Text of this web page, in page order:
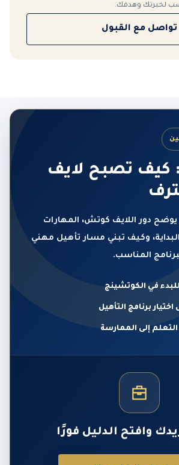
لخبرتك وهدفك.
تواصل مع القبول
كيف تصبح لايف
دور اللايف كوتش، المهارات
وكيف تبني مسار تأهيل مهني
المناسب.
برنامج التأهيل
إلى الممارسة
وافتح الدليل فورًا